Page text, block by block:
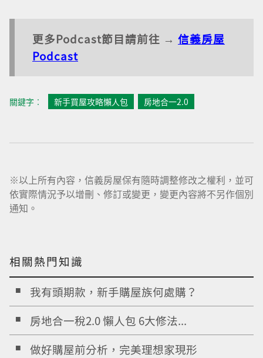
更多Podcast節目請前往 → 信義房屋
Podcast
關鍵字︰ 新手買屋攻略懶人包 房地合一2.0
※以上所有內容，信義房屋保有隨時調整修改之權利，並可
依實際情況予以增刪、修訂或變更，變更內容將不另作個別
通知。
相關熱門知識
我有頭期款，新手購屋族何處購？
房地合一稅2.0 懶人包 6大修法...
做好購屋前分析，完美理想家現形